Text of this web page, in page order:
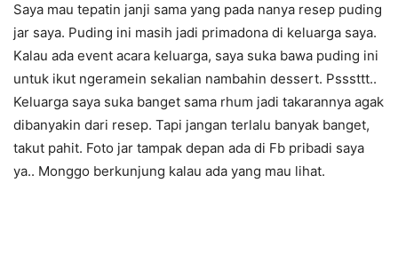
Saya mau tepatin janji sama yang pada nanya resep puding
jar saya. Puding ini masih jadi primadona di keluarga saya.
Kalau ada event acara keluarga, saya suka bawa puding ini
untuk ikut ngeramein sekalian nambahin dessert. Psssttt..
Keluarga saya suka banget sama rhum jadi takarannya agak
dibanyakin dari resep. Tapi jangan terlalu banyak banget,
takut pahit. Foto jar tampak depan ada di Fb pribadi saya
ya.. Monggo berkunjung kalau ada yang mau lihat.